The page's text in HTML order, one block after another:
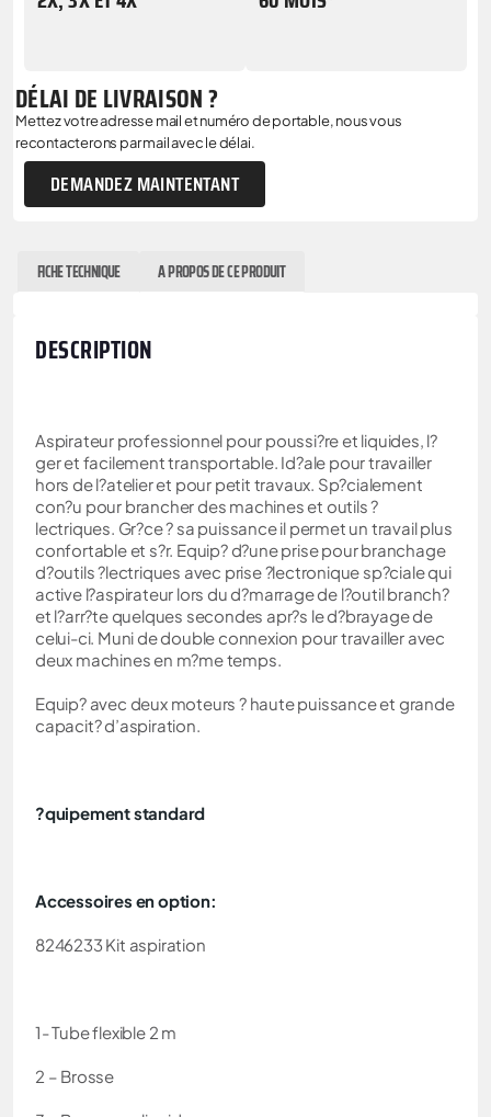
DÉLAI DE LIVRAISON ?
Mettez votre adresse mail et numéro de portable, nous vous
recontacterons par mail avec le délai.
DEMANDEZ MAINTENTANT
FICHE TECHNIQUE A PROPOS DE CE PRODUIT
DESCRIPTION
Aspirateur professionnel pour poussi?re et liquides, l?
ger et facilement transportable. Id?ale pour travailler
hors de l?atelier et pour petit travaux. Sp?cialement
con?u pour brancher des machines et outils ?
lectriques. Gr?ce ? sa puissance il permet un travail plus
confortable et s?r. Equip? d?une prise pour branchage
d?outils ?lectriques avec prise ?lectronique sp?ciale qui
active l?aspirateur lors du d?marrage de l?outil branch?
et l?arr?te quelques secondes apr?s le d?brayage de
celui-ci. Muni de double connexion pour travailler avec
deux machines en m?me temps.
Equip? avec deux moteurs ? haute puissance et grande
capacit? d’aspiration.
?quipement standard
Accessoires en option:
8246233 Kit aspiration
1- Tube flexible 2 m
2 – Brosse